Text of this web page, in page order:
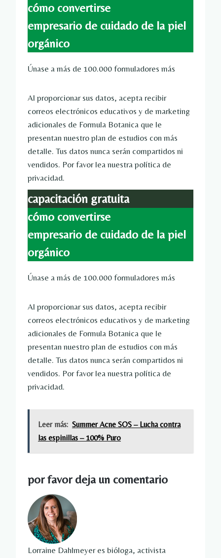
cómo convertirse
empresario de cuidado de la piel
orgánico
Únase a más de 100.000 formuladores más
Al proporcionar sus datos, acepta recibir
correos electrónicos educativos y de marketing
adicionales de Formula Botanica que le
presentan nuestro plan de estudios con más
detalle. Tus datos nunca serán compartidos ni
vendidos. Por favor lea nuestra política de
privacidad.
capacitación gratuita
cómo convertirse
empresario de cuidado de la piel
orgánico
Únase a más de 100.000 formuladores más
Al proporcionar sus datos, acepta recibir
correos electrónicos educativos y de marketing
adicionales de Formula Botanica que le
presentan nuestro plan de estudios con más
detalle. Tus datos nunca serán compartidos ni
vendidos. Por favor lea nuestra política de
privacidad.
Leer más: Summer Acne SOS – Lucha contra
las espinillas – 100% Puro
por favor deja un comentario
Lorraine Dahlmeyer es bióloga, activista